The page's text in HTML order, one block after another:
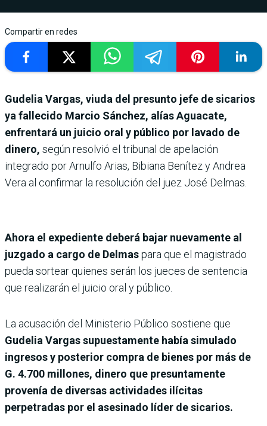
Compartir en redes
Gudelia Vargas, viuda del presunto jefe de sicarios
ya fallecido Marcio Sánchez, alías Aguacate,
enfrentará un juicio oral y público por lavado de
dinero, según resolvió el tribunal de apelación
integrado por Arnulfo Arias, Bibiana Benítez y Andrea
Vera al confirmar la resolución del juez José Delmas.
Ahora el expediente deberá bajar nuevamente al
juzgado a cargo de Delmaspara que el magistrado
pueda sortear quienes serán los jueces de sentencia
que realizarán el juicio oral y público.
La acusación del Ministerio Público sostiene que
Gudelia Vargas supuestamente había simulado
ingresos y posterior compra de bienes por más de
G. 4.700 millones, dinero que presuntamente
provenía de diversas actividades ilícitas
perpetradas por el asesinado líder de sicarios.